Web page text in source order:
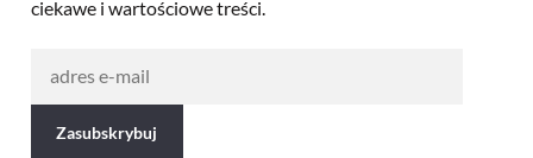
ciekawe i wartościowe treści.